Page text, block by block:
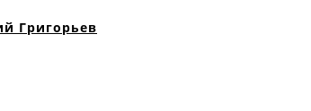
Григорьев